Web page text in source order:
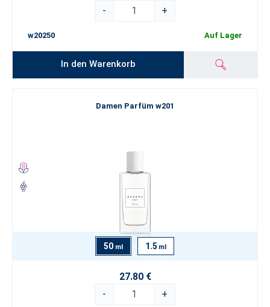
-
+
w20250 Auf Lager
In den Warenkorb
Damen Parfüm w201
50 ml 1.5 ml
27.80 €
-
+